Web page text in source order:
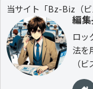
当サイト「Bz-Biz（
編
ロッ
法を
（